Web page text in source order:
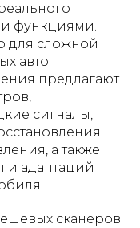
функциями.
для сложной
авто;
предлагают
сигналы,
а также
и адаптаций
сканеров